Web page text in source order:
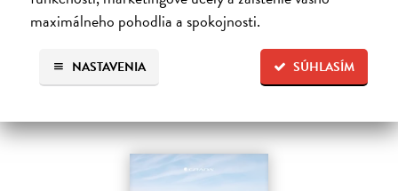
maximálneho pohodlia a spokojnosti.
SÚHLASÍM
NASTAVENIA
slovenskej…
23,74 €